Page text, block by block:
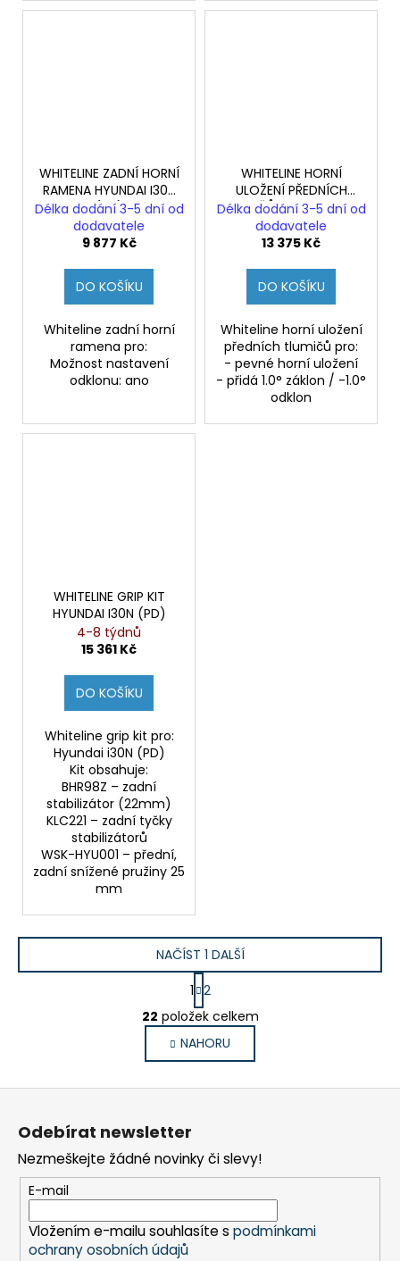
WHITELINE ZADNÍ HORNÍ
RAMENA HYUNDAI I30N
(PD)
Délka dodání 3-5 dní od
dodavatele
9 877 Kč
DO KOŠÍKU
Whiteline zadní horní
ramena pro:
Možnost nastavení
odklonu: ano
WHITELINE HORNÍ
ULOŽENÍ PŘEDNÍCH
TLUMIČŮ HYUNDAI I30N
(PD)
Délka dodání 3-5 dní od
dodavatele
13 375 Kč
DO KOŠÍKU
Whiteline horní uložení
předních tlumičů pro:
- pevné horní uložení
- přidá 1.0° záklon / -1.0°
odklon
WHITELINE GRIP KIT
HYUNDAI I30N (PD)
4-8 týdnů
15 361 Kč
DO KOŠÍKU
Whiteline grip kit pro:
Hyundai i30N (PD)
Kit obsahuje:
BHR98Z – zadní
stabilizátor (22mm)
KLC221 – zadní tyčky
stabilizátorů
WSK-HYU001 – přední,
zadní snížené pružiny 25
mm
O
v
l
á
d
p
r
v
k
y
NAČÍST 1 DALŠÍ
S
t
r
á
n
k
o
í
1 2
22 položek celkem
NAHORU
Odebírat newsletter
Nezmeškejte žádné novinky či slevy!
E-mail
Vložením e-mailu souhlasíte s podmínkami
ochrany osobních údajů